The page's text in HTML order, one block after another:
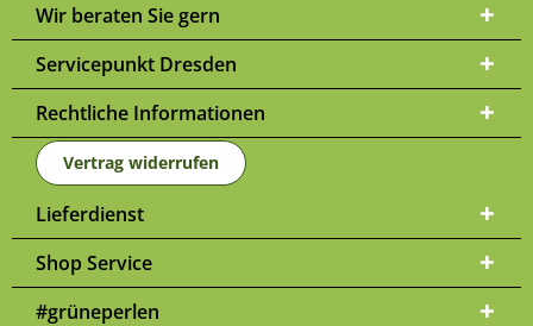
Wir beraten Sie gern
Servicepunkt Dresden
Rechtliche Informationen
Vertrag widerrufen
Lieferdienst
Shop Service
#grüneperlen